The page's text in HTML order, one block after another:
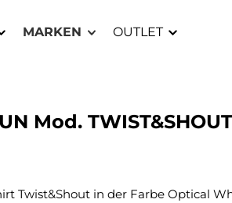
MARKEN OUTLET
Mod.
Twist&Shout in der Farbe Optical